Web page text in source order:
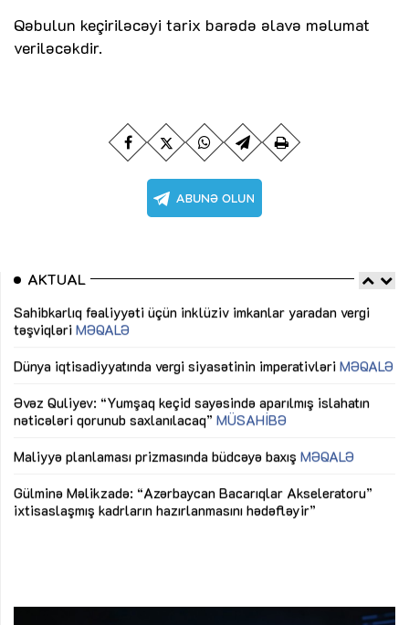
Qəbulun keçiriləcəyi tarix barədə əlavə məlumat
veriləcəkdir.
AKTUAL
Sahibkarlıq fəaliyyəti üçün inklüziv imkanlar yaradan vergi
təşviqləri MƏQALƏ
Dünya iqtisadiyyatında vergi siyasətinin imperativləri MƏQALƏ
Əvəz Quliyev: “Yumşaq keçid sayəsində aparılmış islahatın
nəticələri qorunub saxlanılacaq” MÜSAHİBƏ
Maliyyə planlaması prizmasında büdcəyə baxış MƏQALƏ
Gülminə Məlikzadə: “Azərbaycan Bacarıqlar Akseleratoru”
ixtisaslaşmış kadrların hazırlanmasını hədəfləyir”